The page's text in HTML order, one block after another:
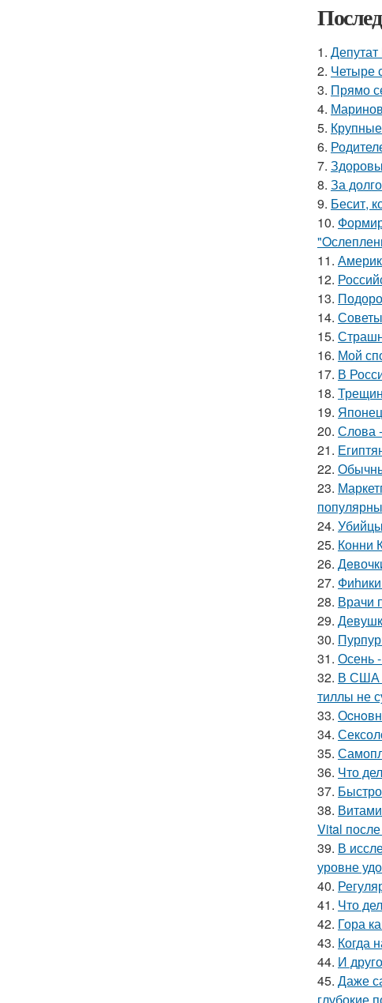
1. Депутат
2. Четыре
3. Прямо
4.
5.
6.
7.
8. За
9. Бесит,
10.
11.
12.
13.
14.
15.
16. Мой
17. В
18.
19.
20. Слова
21.
22.
23.
24.
25. Конни
26.
27.
28. Врачи
29.
30.
31. Осень
32. В США
тиллы не
33.
34.
35.
36. Что
37.
38.
Vital
39. В
уровне
40.
41. Что
42. Гора
43. Когда
44. И
45. Даже